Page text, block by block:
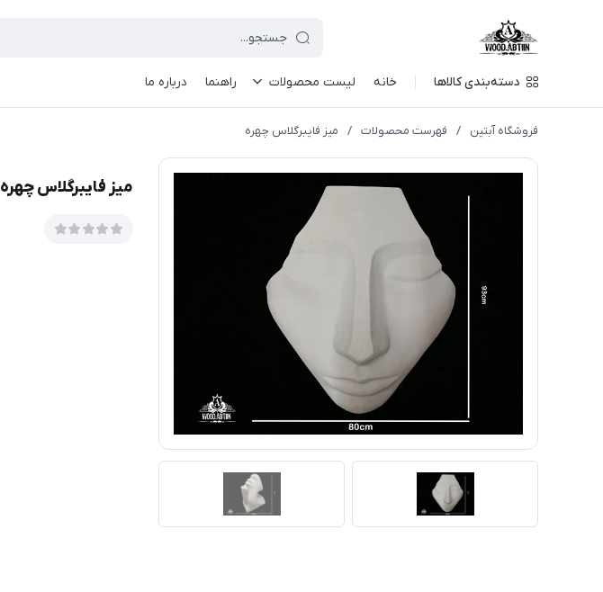
دسته‌بندی کالاها خانه لیست محصولات راهنما درباره ما
فروشگاه آبتین / فهرست محصولات / میز فایبرگلاس چهره
میز فایبرگلاس چهره